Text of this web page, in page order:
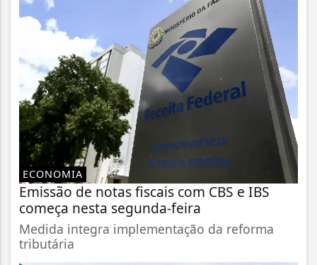
ECONOMIA
Emissão de notas fiscais com CBS e IBS
começa nesta segunda-feira
Medida integra implementação da reforma
tributária